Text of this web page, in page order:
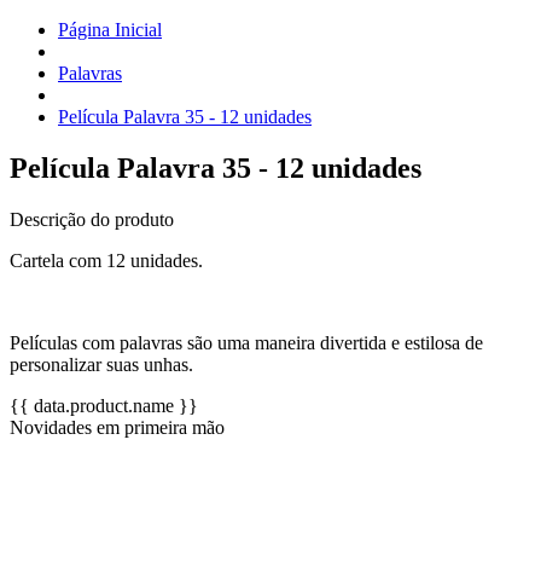
Página Inicial
Palavras
Película Palavra 35 - 12 unidades
Película Palavra 35 - 12 unidades
Descrição do produto
Cartela com 12 unidades.
Películas com palavras são uma maneira divertida e estilosa de
personalizar suas unhas.
{{ data.product.name }}
Novidades em primeira mão